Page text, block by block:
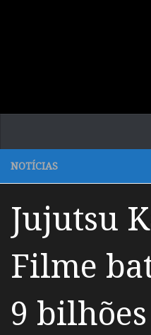
NOTÍCIAS
Jujutsu
Filme
9